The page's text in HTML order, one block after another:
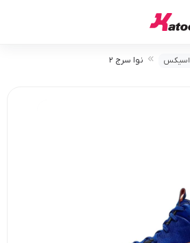
اسیکس نوا سرج ۲